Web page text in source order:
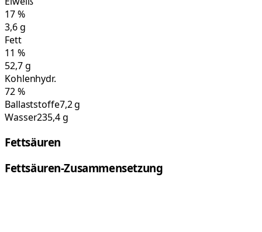
17%
3,6g
Fett
11 %
52,7g
Kohlenhydr.
72%
Ballaststoffe7,2 g
Wasser235,4 g
Fettsäuren
Fettsäuren-Zusammensetzung